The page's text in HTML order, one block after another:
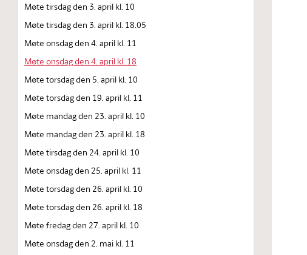
Møte tirsdag den 3. april kl. 10
Møte tirsdag den 3. april kl. 18.05
Møte onsdag den 4. april kl. 11
Møte onsdag den 4. april kl. 18
Møte torsdag den 5. april kl. 10
Møte torsdag den 19. april kl. 11
Møte mandag den 23. april kl. 10
Møte mandag den 23. april kl. 18
Møte tirsdag den 24. april kl. 10
Møte onsdag den 25. april kl. 11
Møte torsdag den 26. april kl. 10
Møte torsdag den 26. april kl. 18
Møte fredag den 27. april kl. 10
Møte onsdag den 2. mai kl. 11